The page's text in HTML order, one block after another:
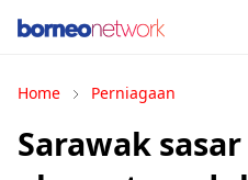
Home Perniagaan
Sarawak